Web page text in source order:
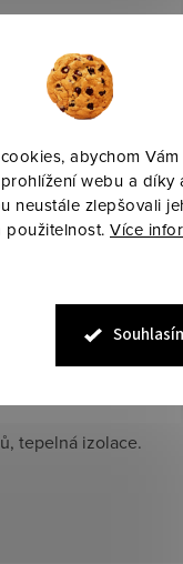
abychom
webu a díky
neustále zlepšovali
použitelnost. Více
kapsy, moderní
použití.
tepelná izolace.